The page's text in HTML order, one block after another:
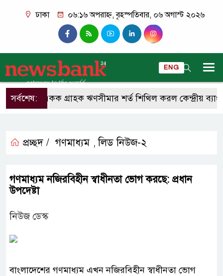
ঢাকা ০৬:১৬ অপরাহ্ন, বৃহস্পতিবার, ০৬ অগাস্ট ২০২৬
ENG
সর্বশেষ:একক গ্রাহক ঋণসীমার শর্ত শিথিল করল কেন্দ্রীয় ব্যাংক
প্রচ্ছদ / গণমাধ্যম ,লিড নিউজ-২
গণমাধ্যম নজিরবিহীন স্বাধীনতা ভোগ করছে: প্রধান
উপদেষ্টা
নিউজ ডেস্ক
বাংলাদেশের গণমাধ্যম এখন নজিরবিহীন স্বাধীনতা ভোগ